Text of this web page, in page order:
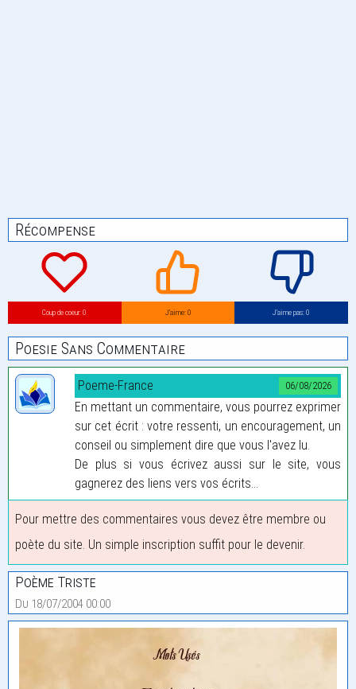
Récompense
Coup de coeur: 0 J’aime: 0 J’aime pas: 0
Poesie Sans Commentaire
06/08/2026
Poeme-France
En mettant un commentaire, vous pourrez exprimer
sur cet écrit : votre ressenti, un encouragement, un
conseil ou simplement dire que vous l'avez lu.
De plus si vous écrivez aussi sur le site, vous
gagnerez des liens vers vos écrits...
Pour mettre des commentaires vous devez être membre ou
poète du site. Un simple inscription suffit pour le devenir.
Poème Triste
Du 18/07/2004 00:00